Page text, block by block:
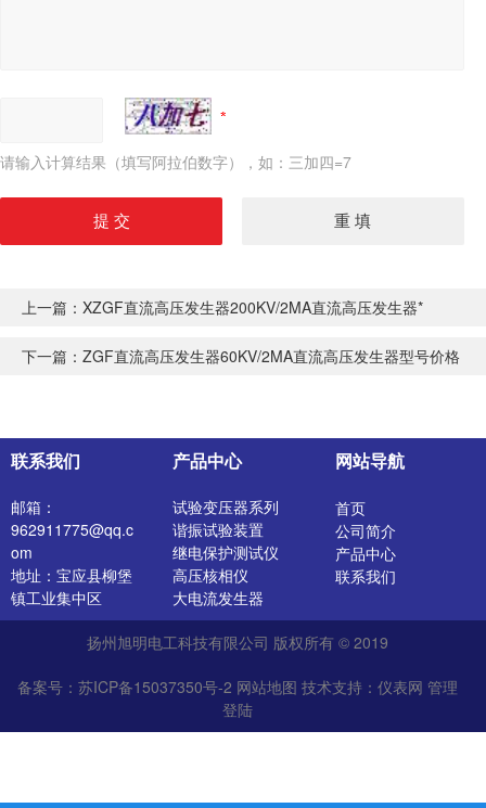
请输入计算结果（填写阿拉伯数字），如：三加四=7
上一篇： XZGF直流高压发生器200KV/2MA直流高压发生器*
下一篇： ZGF直流高压发生器60KV/2MA直流高压发生器型号价格
联系我们
邮箱：
962911775@qq.c
om
地址：宝应县柳堡
镇工业集中区
产品中心
试验变压器系列
谐振试验装置
继电保护测试仪
高压核相仪
大电流发生器
开关特性测试仪
高压发生器
介质损耗测试仪
直流电阻测试仪
绝缘油介电强度测
仪
网站导航
首页
公司简介
产品中心
联系我们
扬州旭明电工科技有限公司 版权所有 © 2019
备案号：苏ICP备15037350号-2 网站地图 技术支持： 仪表网 管理
登陆